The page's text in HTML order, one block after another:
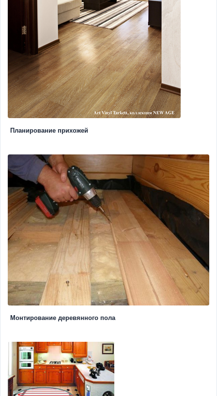
Планирование прихожей
Монтирование деревянного пола